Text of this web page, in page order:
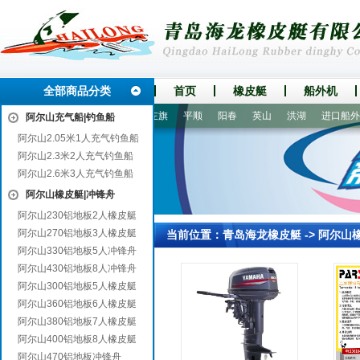
全部商品分类 首页 橡皮艇 船外机
阿尔山充气船|钓鱼船
阿尔山2.05米1人充气钓鱼船
阿尔山2.3米2人充气钓鱼船
阿尔山2.6米3人充气钓鱼船
阿尔山橡皮艇|冲锋舟
阿尔山230铝地板2人橡皮艇
阿尔山270铝地板3人橡皮艇
阿尔山330铝地板5人冲锋舟
阿尔山430铝地板8人冲锋舟
阿尔山300铝地板5人橡皮艇
阿尔山360铝地板6人橡皮艇
阿尔山380铝地板7人橡皮艇
阿尔山400铝地板8人橡皮艇
阿尔山470铝地板冲锋舟
炉霍 白玉 栾城 巴林左旗 平顺 阳春 英山 洪湖 进口船外机
当前位置： 青岛海龙橡皮艇 -> 阿尔山